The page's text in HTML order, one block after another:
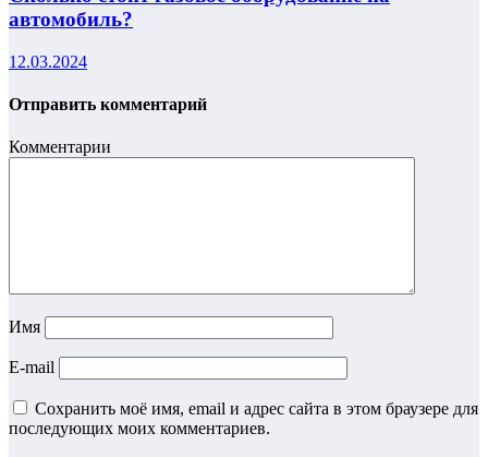
автомобиль?
12.03.2024
Отправить комментарий
Комментарии
Имя
E-mail
Сохранить моё имя, email и адрес сайта в этом браузере для
последующих моих комментариев.